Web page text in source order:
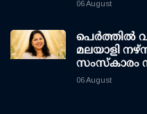
06 August
പെർത്തിൽ
മലയാളി
സംസ്കാരം
06 August